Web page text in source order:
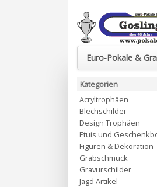
Euro-Pokale &
Kategorien
Acryltrophäen
Blechschilder
Design Trophäen
Etuis und
Figuren & Dekoration
Grabschmuck
Gravurschilder
Jagd Artikel